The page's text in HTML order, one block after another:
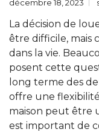
décembre 18, 2023
La décision de
être difficile, mais
dans la vie.
posent cette
long terme des
offre une
maison peut être
est important de